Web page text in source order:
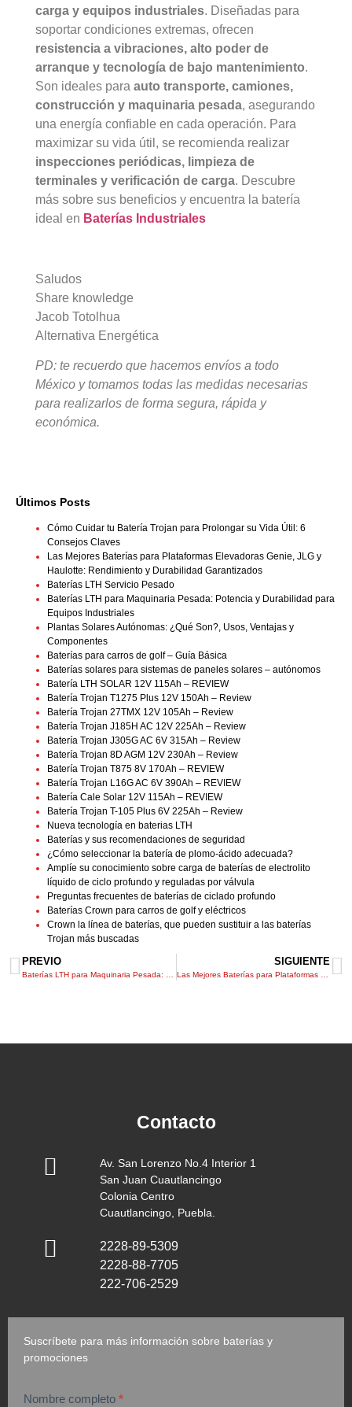
carga y equipos industriales. Diseñadas para
soportar condiciones extremas, ofrecen
resistencia a vibraciones, alto poder de
arranque y tecnología de bajo mantenimiento.
Son ideales para auto transporte, camiones,
construcción y maquinaria pesada, asegurando
una energía confiable en cada operación. Para
maximizar su vida útil, se recomienda realizar
inspecciones periódicas, limpieza de
terminales y verificación de carga. Descubre
más sobre sus beneficios y encuentra la batería
ideal en Baterías Industriales
Saludos
Share knowledge
Jacob Totolhua
Alternativa Energética
PD: te recuerdo que hacemos envíos a todo
México y tomamos todas las medidas necesarias
para realizarlos de forma segura, rápida y
económica.
Últimos Posts
Cómo Cuidar tu Batería Trojan para Prolongar su Vida Útil: 6
Consejos Claves
Las Mejores Baterías para Plataformas Elevadoras Genie, JLG y
Haulotte: Rendimiento y Durabilidad Garantizados
Baterías LTH Servicio Pesado
Baterías LTH para Maquinaria Pesada: Potencia y Durabilidad para
Equipos Industriales
Plantas Solares Autónomas: ¿Qué Son?, Usos, Ventajas y
Componentes
Baterías para carros de golf – Guía Básica
Baterías solares para sistemas de paneles solares – autónomos
Batería LTH SOLAR 12V 115Ah – REVIEW
Batería Trojan T1275 Plus 12V 150Ah – Review
Batería Trojan 27TMX 12V 105Ah – Review
Batería Trojan J185H AC 12V 225Ah – Review
Batería Trojan J305G AC 6V 315Ah – Review
Batería Trojan 8D AGM 12V 230Ah – Review
Batería Trojan T875 8V 170Ah – REVIEW
Batería Trojan L16G AC 6V 390Ah – REVIEW
Batería Cale Solar 12V 115Ah – REVIEW
Batería Trojan T-105 Plus 6V 225Ah – Review
Nueva tecnología en baterias LTH
Baterías y sus recomendaciones de seguridad
¿Cómo seleccionar la batería de plomo-ácido adecuada?
Amplíe su conocimiento sobre carga de baterías de electrolito
líquido de ciclo profundo y reguladas por válvula
Preguntas frecuentes de baterías de ciclado profundo
Baterías Crown para carros de golf y eléctricos
Crown la línea de baterías, que pueden sustituir a las baterías
Trojan más buscadas
PREVIO SIGUIENTE
Contacto
Av. San Lorenzo No.4 Interior 1
San Juan Cuautlancingo
Colonia Centro
Cuautlancingo, Puebla.
2228-89-5309
2228-88-7705
222-706-2529
Suscríbete para más información sobre baterías y
promociones
suscripción
Nombre completo *